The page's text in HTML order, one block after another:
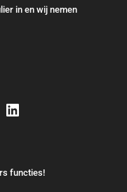
in en wij nemen
LinkedIn
functies!